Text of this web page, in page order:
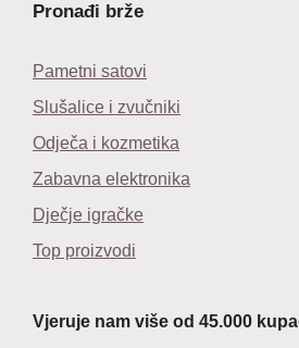
Pronađi brže
Pametni satovi
Slušalice i zvučniki
Odječa i kozmetika
Zabavna elektronika
Dječje igračke
Top proizvodi
Vjeruje nam više od 45.000